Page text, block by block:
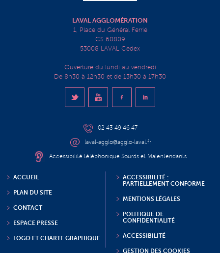
LAVAL AGGLOMÉRATION
1, Place du Général Ferrié
CS 60809
53008 LAVAL Cedex
Ouverture du lundi au vendredi
De 8h30 à 12h30 et de 13h30 à 17h30
02 43 49 46 47
laval-agglo@agglo-laval.fr
Accessibilité téléphonique Sourds et Malentendants
ACCUEIL
PLAN DU SITE
CONTACT
ESPACE PRESSE
LOGO ET CHARTE GRAPHIQUE
ACCESSIBILITÉ :
PARTIELLEMENT CONFORME
MENTIONS LÉGALES
POLITIQUE DE
CONFIDENTIALITÉ
ACCESSIBILITÉ
GESTION DES COOKIES